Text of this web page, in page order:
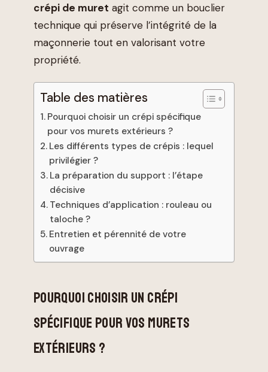
crépi de muret agit comme un bouclier
technique qui préserve l’intégrité de la
maçonnerie tout en valorisant votre
propriété.
Table des matières
Pourquoi choisir un crépi spécifique
pour vos murets extérieurs ?
Les différents types de crépis : lequel
privilégier ?
La préparation du support : l’étape
décisive
Techniques d’application : rouleau ou
taloche ?
Entretien et pérennité de votre
ouvrage
POURQUOI CHOISIR UN CRÉPI
SPÉCIFIQUE POUR VOS MURETS
EXTÉRIEURS ?